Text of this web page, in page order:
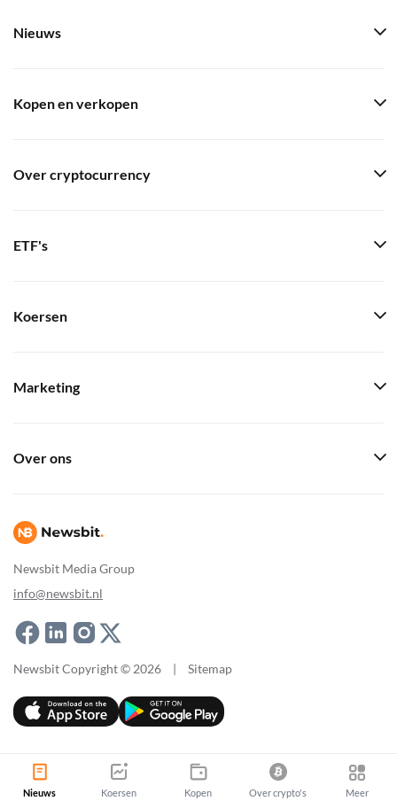
Newsbit Media Group
info@newsbit.nl
Nieuws
Kopen en verkopen
Over cryptocurrency
ETF's
Koersen
Marketing
Over ons
Newsbit Copyright © 2026 | Sitemap
Nieuws Koersen Kopen Over crypto's Meer